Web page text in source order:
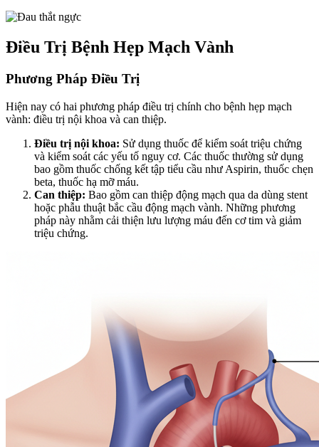
Điều Trị Bệnh Hẹp Mạch Vành
Phương Pháp Điều Trị
Hiện nay có hai phương pháp điều trị chính cho bệnh hẹp mạch
vành: điều trị nội khoa và can thiệp.
Điều trị nội khoa: Sử dụng thuốc để kiểm soát triệu chứng
và kiểm soát các yếu tố nguy cơ. Các thuốc thường sử dụng
bao gồm thuốc chống kết tập tiểu cầu như Aspirin, thuốc chẹn
beta, thuốc hạ mỡ máu.
Can thiệp: Bao gồm can thiệp động mạch qua da dùng stent
hoặc phẫu thuật bắc cầu động mạch vành. Những phương
pháp này nhằm cải thiện lưu lượng máu đến cơ tim và giảm
triệu chứng.